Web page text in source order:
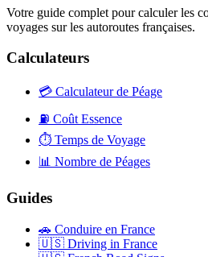
Votre guide complet pour calculer les
voyages sur les autoroutes françaises.
Calculateurs
💳 Calculateur de Péage
⛽ Coût Essence
⏱️ Temps de Voyage
📊 Nombre de Péages
Guides
🚗 Conduire en France
🇺🇸 Driving in France